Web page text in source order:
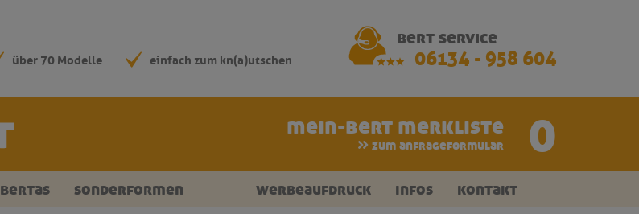
über 70 Modelle einfach zum kn(a)utschen
bert service
06134 - 958 604
mein-bert merkliste
zum anfrageformular 0
bertas sonderformen werbeaufdruck infos kontakt